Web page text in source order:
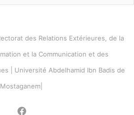
des Relations Extérieures, de la
et la Communication et des
| Université Abdelhamid Ibn Badis de
Mostaganem|
Facebook